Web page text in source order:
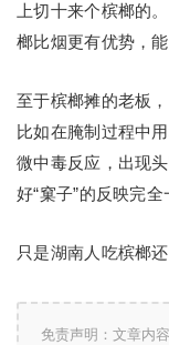
上切十来个槟榔的
榔比烟更有优势，
至于槟榔摊的老板
比如在腌制过程中
微中毒反应，出现
好“窠子”的反映完全
只是湖南人吃槟榔还
免责声明：文章内